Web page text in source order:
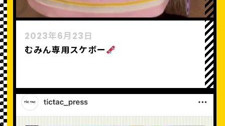
2023年6月23日
むみん専用スケボー